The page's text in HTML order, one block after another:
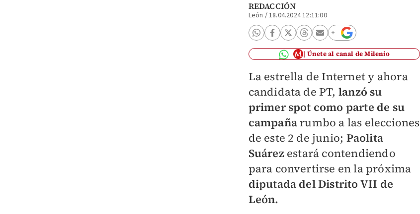
REDACCIÓN
León /18.04.2024 12:11:00
Únete al canal de Milenio
La estrella de Internet y ahora
candidata de PT, lanzó su
primer spot como parte de su
campañarumbo a las elecciones
de este 2 de junio; Paolita
Suárez estará contendiendo
para convertirse en la próxima
diputada del Distrito VII de
León.